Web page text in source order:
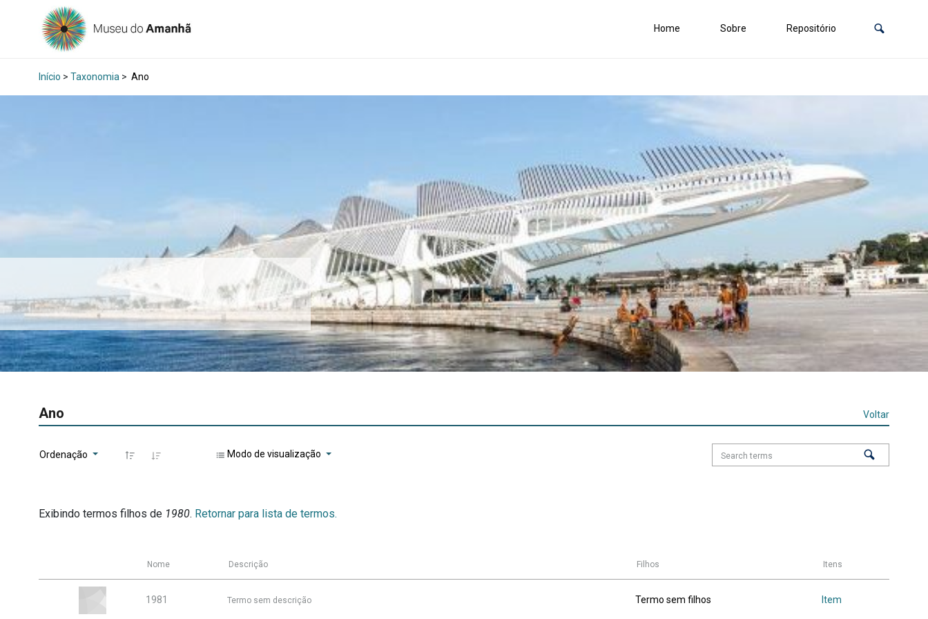
Home Sobre Repositório
Início > Taxonomia > Ano
Ano Voltar
Ordenação Modo de visualização
Exibindo termos filhos de 1980. Retornar para lista de termos.
Nome Descrição Filhos Itens
1981 Termo sem descrição Termo sem filhos Item